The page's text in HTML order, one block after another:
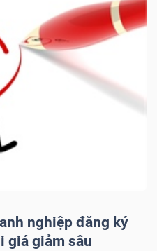
nghiệp đăng ký
giá giảm sâu